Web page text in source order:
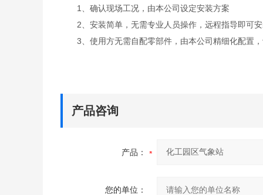
1、确认现场工况，由本公司设定安装方案
2、安装简单，无需专业人员操作，远程指导即可
3、使用方无需自配零部件，由本公司精细化配置，
产品咨询
产品：
您的单位：